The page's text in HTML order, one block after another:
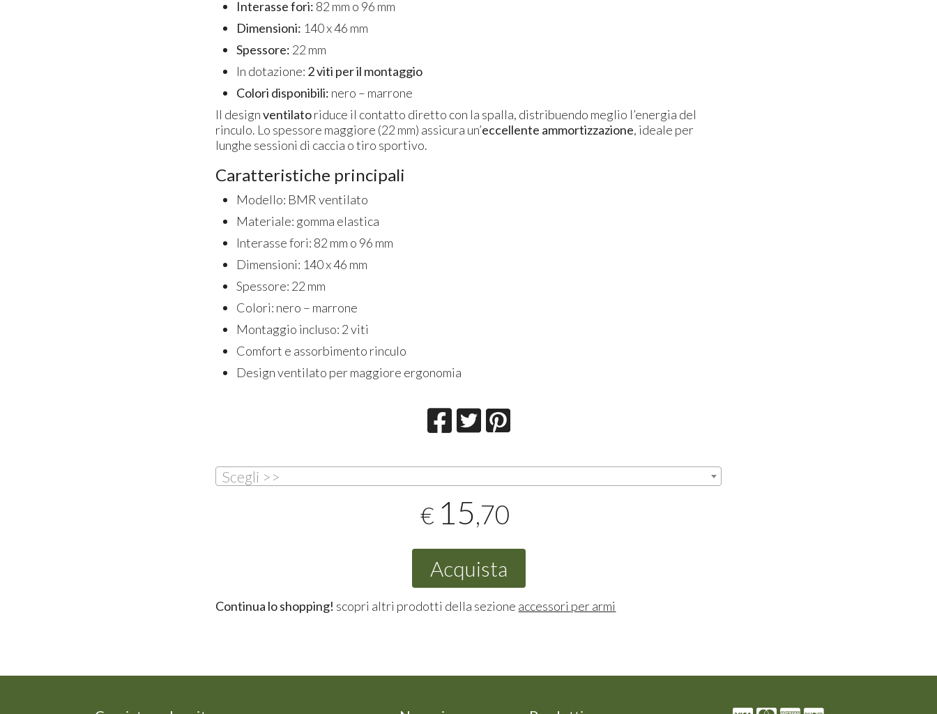
Interasse fori: 82 mm o 96 mm
Dimensioni: 140 x 46 mm
Spessore: 22 mm
In dotazione: 2 viti per il montaggio
Colori disponibili: nero – marrone
Il designventilatoriduce il contatto diretto con la spalla, distribuendo meglio l’energia del
rinculo. Lo spessore maggiore (22 mm) assicura un’eccellente ammortizzazione, ideale per
lunghe sessioni di caccia o tiro sportivo.
Caratteristiche principali
Modello: BMR ventilato
Materiale: gomma elastica
Interasse fori: 82 mm o 96 mm
Dimensioni: 140 x 46 mm
Spessore: 22 mm
Colori: nero – marrone
Montaggio incluso: 2 viti
Comfort e assorbimento rinculo
Design ventilato per maggiore ergonomia
Scegli >>
€ 15,70
Acquista
Continua lo shopping! scopri altri prodotti della sezione accessori per armi